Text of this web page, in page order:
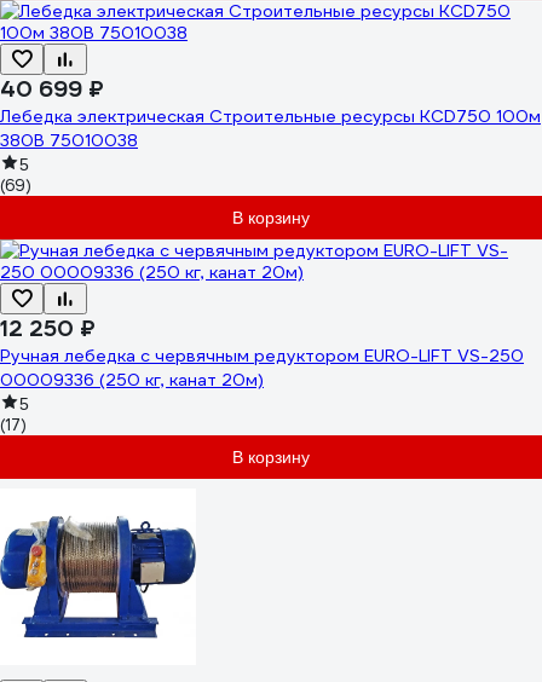
40 699 ₽
Лебедка электрическая Строительные ресурсы KСD750 100м
380В 75010038
5
(69)
В корзину
12 250 ₽
Ручная лебедка с червячным редуктором EURO-LIFT VS-250
00009336 (250 кг, канат 20м)
5
(17)
В корзину